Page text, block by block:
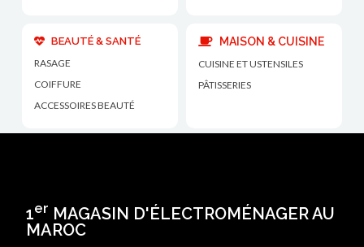
BEAUTÉ & SANTÉ
RASAGE
COIFFURE
ACCESSOIRES BEAUTÉ
MAISON & CUISINE
CUISINE ET USTENSILES
PÂTISSERIES
1er MAGASIN D'ÉLECTROMÉNAGER AU
MAROC